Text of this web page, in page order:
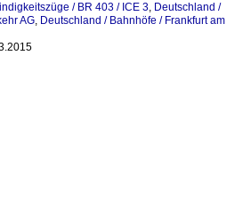
/ BR 403 / ICE 3, Deutschland /
AG, Deutschland / Bahnhöfe / Frankfurt am